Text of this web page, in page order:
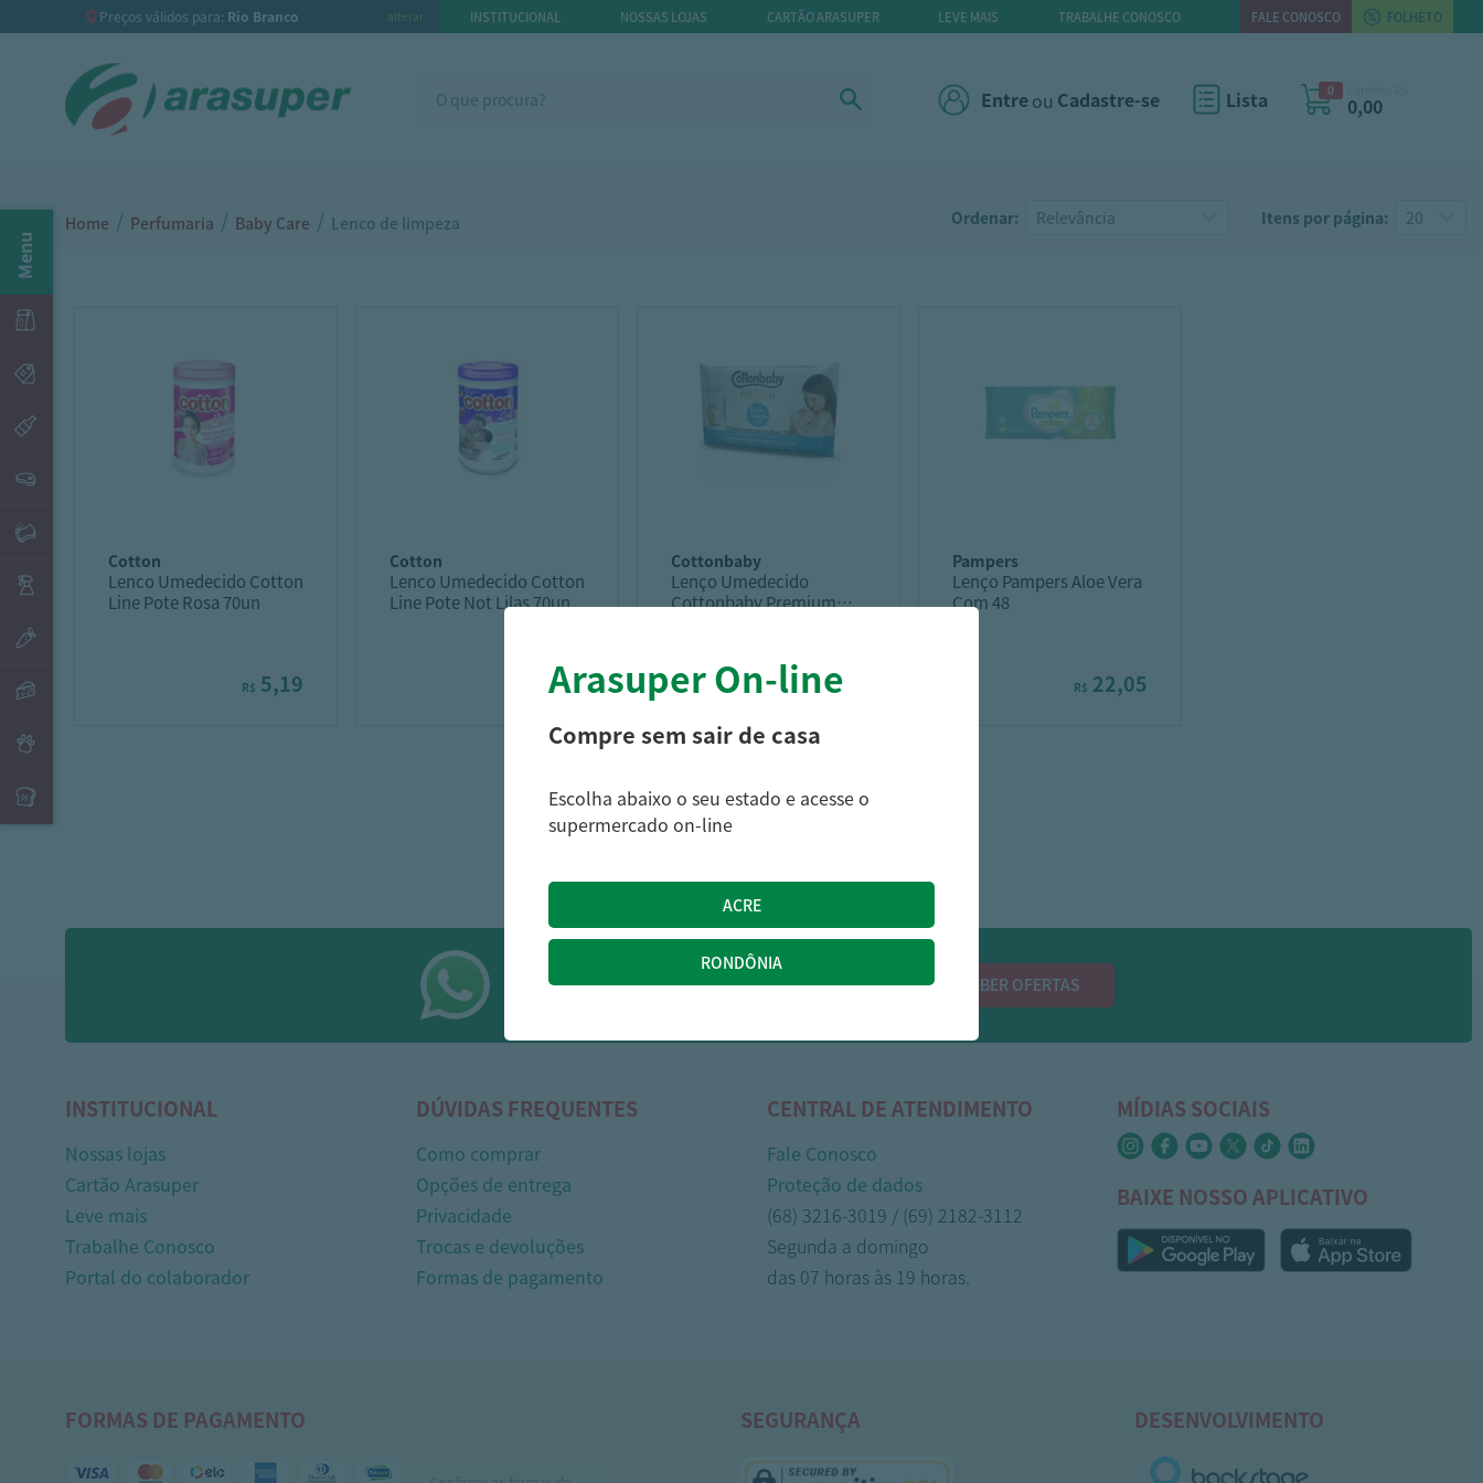
Preços válidos para: Rio Branco alterar INSTITUCIONAL NOSSAS LOJAS CARTÃO ARASUPER LEVE MAIS TRABALHE CONOSCO FALE CONOSCO FOLHETO
Entreou Cadastre-se Lista 0
0,00
Menu
Home / Perfumaria / Baby Care / Lenco de limpeza Ordenar: Itens por página:
cotton
Lenco Umedecido Cotton
Line Pote Rosa 70un
R$ 5,19
cotton
Lenco Umedecido Cotton
Line Pote Not Lilas 70un
5,29
cottonbaby
Lenço Umedecido
Cottonbaby Premium
8,29
pampers
Lenço Pampers Aloe Vera
Com 48
R$ 22,05
OFERTAS NO WHATSAPP:
Siga nossos canais oficiais de ofertas no
RECEBER OFERTAS
INSTITUCIONAL
Nossas lojas
Cartão Arasuper
Leve mais
Trabalhe Conosco
Portal do colaborador
DÚVIDAS FREQUENTES
Como comprar
Opções de entrega
Privacidade
Trocas e devoluções
Formas de pagamento
CENTRAL DE ATENDIMENTO
Fale Conosco
Proteção de dados
(68) 3216-3019 / (69) 2182-3112
Segunda a domingo
das 07 horas às 19 horas.
MÍDIAS SOCIAIS
BAIXE NOSSO APLICATIVO
FORMAS DE PAGAMENTO SEGURANÇA DESENVOLVIMENTO
Arasuper On-line
Compre sem sair de casa
Escolha abaixo o seu estado e acesse o
supermercado on-line